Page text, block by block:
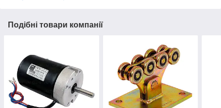
Подібні товари компанії